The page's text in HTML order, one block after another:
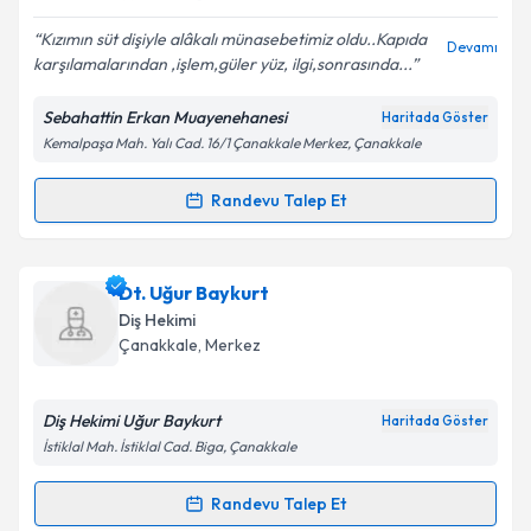
Kişisel verilerimin işlenmesine ilişkin
Aydınlatma
Metni'ni okudum ve kişisel verilerimin belirtilen
kapsamda işlenmesini kabul ediyorum.
Kızımın süt dişiyle alâkalı münasebetimiz oldu..Kapıda
karşılamalarından ,işlem,güler yüz, ilgi,sonrasında...
Devamı
Sebahattin Erkan Muayenehanesi Haritada Göster
Kemalpaşa Mah. Yalı Cad. 16/1 Çanakkale Merkez, Çanakkale
Randevu Talep Et
Randevu Takvimi Talebi
Dt. Sebahattin Erkaniçin randevu takvimi talebi
oluşturun. Size bu uzmandan randevu almanız için bir
takvim hazırlandığında e-posta ile bilgilendireceğiz.
Kişisel verilerimin işlenmesine ilişkin
Metni'ni okudum ve kişisel verilerimin belirtilen
Dt. Uğur Baykurt
Diş Hekimi
Çanakkale, Merkez
Diş Hekimi Uğur Baykurt Haritada Göster
İstiklal Mah. İstiklal Cad. Biga, Çanakkale
Randevu Talep Et
Randevu Takvimi Talebi